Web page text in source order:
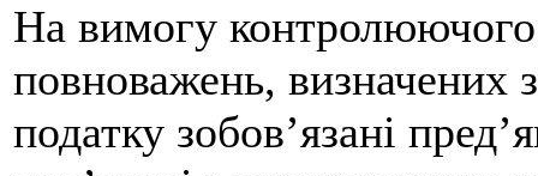
На вимогу
повноважень, визначених
податку зобов’язані